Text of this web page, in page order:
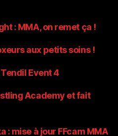
: MMA, on remet ça !
aux petits soins !
Event 4
Academy et fait
: mise à jour FFcam MMA